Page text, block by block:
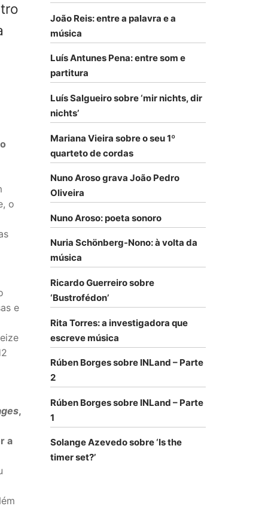
o
e
,
a
João Reis: entre a palavra e a
música
Luís Antunes Pena: entre som e
partitura
Luís Salgueiro sobre ‘mir nichts, dir
nichts’
Mariana Vieira sobre o seu 1º
quarteto de cordas
Nuno Aroso grava João Pedro
Oliveira
Nuno Aroso: poeta sonoro
Nuria Schönberg-Nono: à volta da
música
Ricardo Guerreiro sobre
‘Bustrofédon’
Rita Torres: a investigadora que
escreve música
Rúben Borges sobre INLand – Parte
2
Rúben Borges sobre INLand – Parte
1
Solange Azevedo sobre ‘Is the
timer set?’